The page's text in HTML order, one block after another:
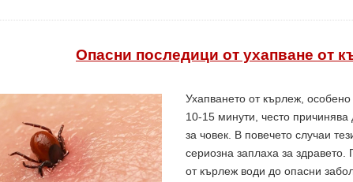
Опасни последици от ухапване от
Ухапването от кърлеж,
10-15 минути, често
за човек. В повечето случаи
сериозна заплаха за здравето.
от кърлеж води до опасни